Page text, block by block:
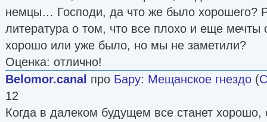
немцы… Господи, да что же было хорошего?
литература о том, что все плохо и еще мечты
хорошо или уже было, но мы не заметили?
Оценка: отлично!
Belomor.canal про Бару: Мещанское гнездо (
12
Когда в далеком будущем все станет хорошо,